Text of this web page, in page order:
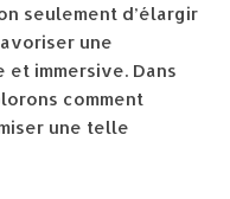
seulement d’élargir
une
immersive. Dans
comment
une telle